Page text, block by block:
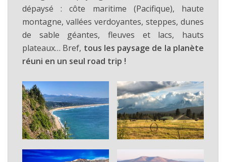
dépaysé : côte maritime (Pacifique), haute
montagne, vallées verdoyantes, steppes, dunes
de sable géantes, fleuves et lacs, hauts
plateaux… Bref, tous les paysage de la planète
réuni en un seul road trip !